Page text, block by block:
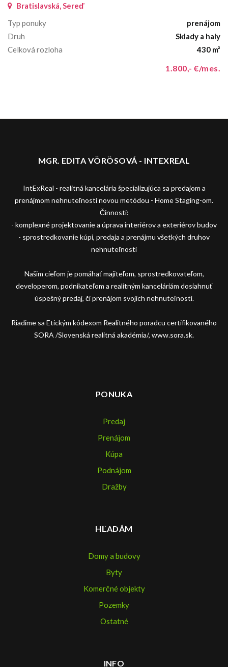
Bratislavská, Sereď
Typ ponuky
prenájom
Druh
Sklady a haly
Celková rozloha
430 m²
1.800,- €/mes.
MGR. EDITA VÖRÖSOVÁ - INTEXREAL
IntExReal - realitná kancelária špecializujúca sa predajom a
prenájmom nehnuteľností novou metódou - Home Staging-om.
Činnosti:
- komplexné projektovanie a úprava interiérov a exteriérov budov
- sprostredkovanie kúpi, predaja a prenájmu všetkých druhov
nehnuteľností
Našim cieľom je pomáhať majiteľom, sprostredkovateľom,
developerom, podnikateľom a realitným kanceláriám dosiahnuť
úspešný predaj, či prenájom svojich nehnuteľností.
Riadime sa Etickým kódexom Realitného poradcu certifikovaného
SORA /Slovenská realitná akadémia/, www.sora.sk.
PONUKA
Predaj
Prenájom
Kúpa
Podnájom
Dražby
HĽADÁM
Domy a budovy
Byty
Komerčné objekty
Pozemky
Ostatné
INFO